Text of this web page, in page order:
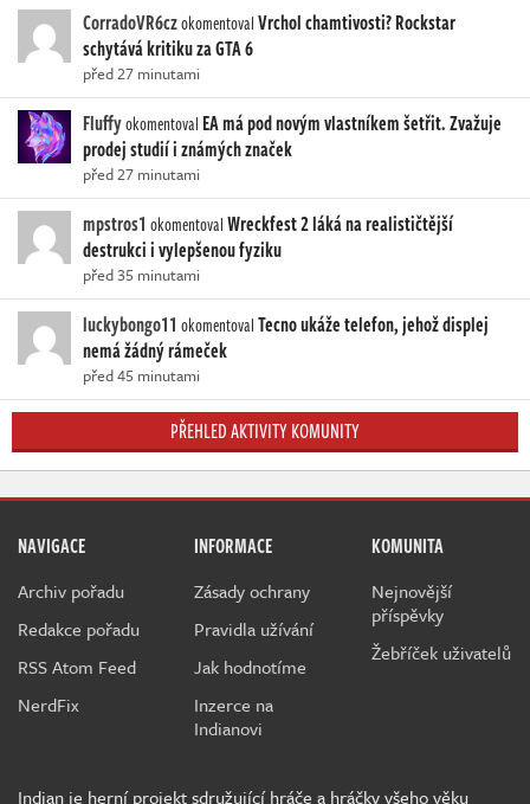
CorradoVR6czokomentovalVrchol chamtivosti? Rockstar
schytává kritiku za GTA 6
před 27 minutami
Fluffyokomentoval EA má pod novým vlastníkem šetřit. Zvažuje
prodej studií i známých značek
před 27 minutami
mpstros1 okomentovalWreckfest 2 láká na realističtější
destrukci i vylepšenou fyziku
před 35 minutami
luckybongo11 okomentovalTecno ukáže telefon, jehož displej
nemá žádný rámeček
před 45 minutami
PŘEHLED AKTIVITY KOMUNITY
NAVIGACE
Archiv pořadu
Redakce pořadu
RSS Atom Feed
NerdFix
INFORMACE
Zásady ochrany
Pravidla užívání
Jak hodnotíme
Inzerce na
Indianovi
KOMUNITA
Nejnovější
příspěvky
Žebříček uživatelů
Indian je herní projekt sdružující hráče a hráčky všeho věku